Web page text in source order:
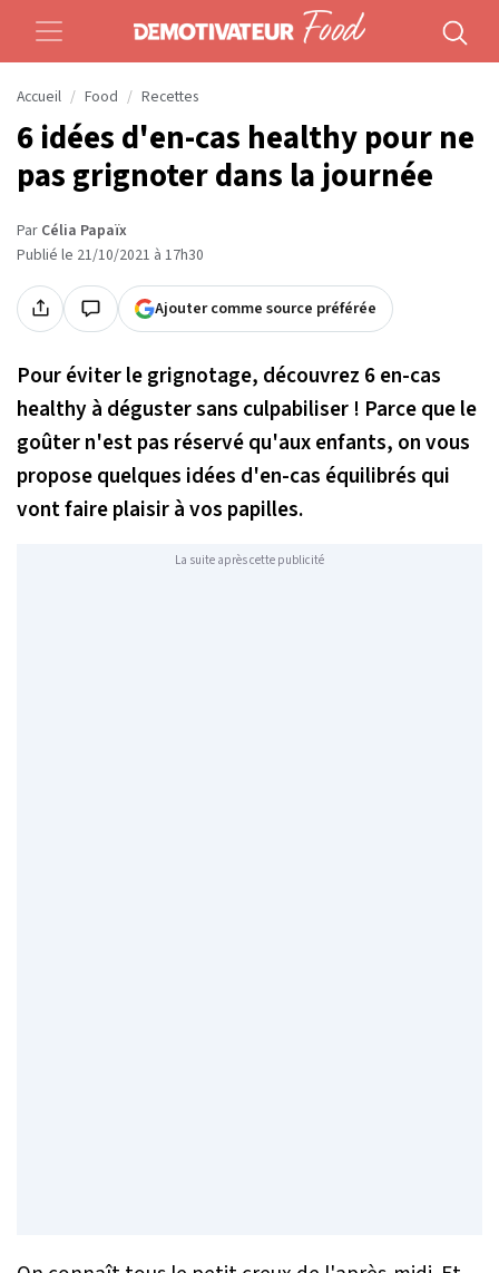
Accueil Food Recettes
6 idées d'en-cas healthy pour ne
pas grignoter dans la journée
Par Célia Papaïx
Publié le 21/10/2021 à 17h30
Ajouter comme source préférée
Pour éviter le grignotage, découvrez 6 en-cas
healthy à déguster sans culpabiliser ! Parce que le
goûter n'est pas réservé qu'aux enfants, on vous
propose quelques idées d'en-cas équilibrés qui
vont faire plaisir à vos papilles.
La suite après cette publicité